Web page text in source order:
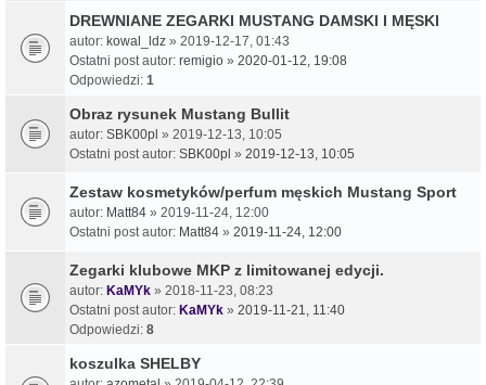
DREWNIANE ZEGARKI MUSTANG DAMSKI I MĘSKI
autor: kowal_ldz » 2019-12-17, 01:43
Ostatni post autor: remigio » 2020-01-12, 19:08
Odpowiedzi: 1
Obraz rysunek Mustang Bullit
autor: SBK00pl » 2019-12-13, 10:05
Ostatni post autor: SBK00pl » 2019-12-13, 10:05
Zestaw kosmetyków/perfum męskich Mustang Sport
autor: Matt84 » 2019-11-24, 12:00
Ostatni post autor: Matt84 » 2019-11-24, 12:00
Zegarki klubowe MKP z limitowanej edycji.
autor: KaMYk » 2018-11-23, 08:23
Ostatni post autor: KaMYk » 2019-11-21, 11:40
Odpowiedzi: 8
koszulka SHELBY